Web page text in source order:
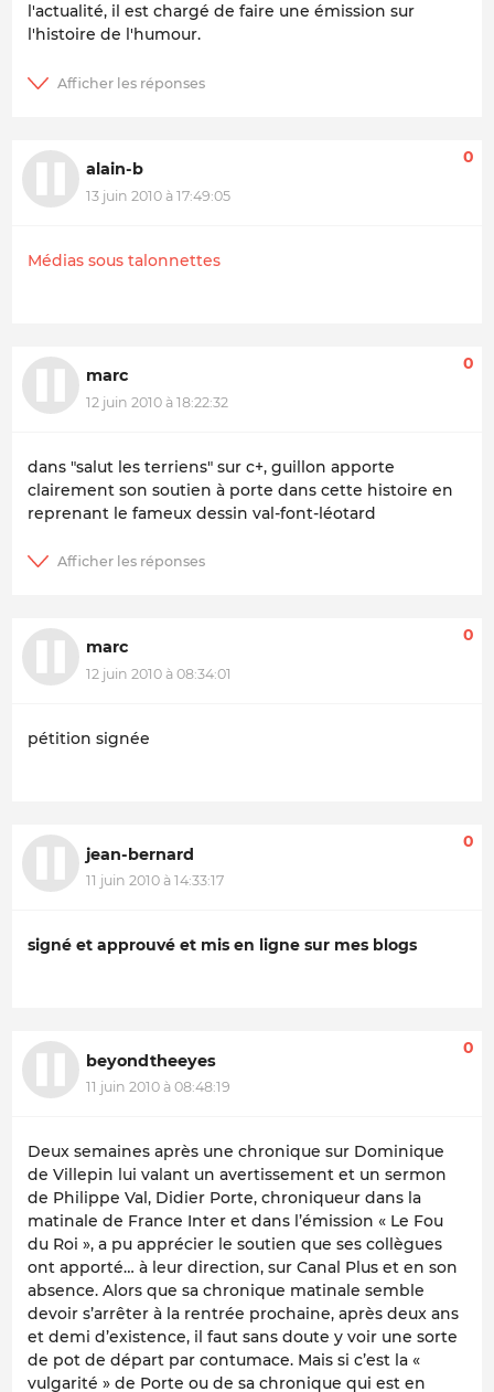
l'actualité, il est chargé de faire une émission sur
l'histoire de l'humour.
alain-b
13 juin 2010 à 17:49:05
0
Médias sous talonnettes
marc
12 juin 2010 à 18:22:32
0
dans "salut les terriens" sur c+, guillon apporte
clairement son soutien à porte dans cette histoire en
reprenant le fameux dessin val-font-léotard
marc
12 juin 2010 à 08:34:01
0
pétition signée
jean-bernard
11 juin 2010 à 14:33:17
0
signé et approuvé et mis en ligne sur mes blogs
beyondtheeyes
11 juin 2010 à 08:48:19
0
Deux semaines après une chronique sur Dominique
de Villepin lui valant un avertissement et un sermon
de Philippe Val, Didier Porte, chroniqueur dans la
matinale de France Inter et dans l’émission « Le Fou
du Roi », a pu apprécier le soutien que ses collègues
ont apporté… à leur direction, sur Canal Plus et en son
absence. Alors que sa chronique matinale semble
devoir s’arrêter à la rentrée prochaine, après deux ans
et demi d’existence, il faut sans doute y voir une sorte
de pot de départ par contumace. Mais si c’est la «
vulgarité » de Porte ou de sa chronique qui est en